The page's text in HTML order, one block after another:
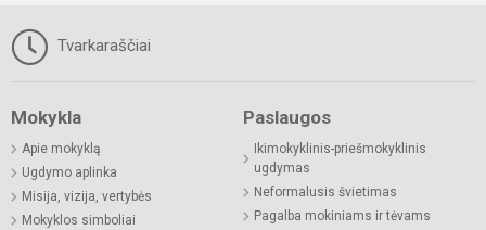
Tvarkaraščiai
Mokykla
Apie mokyklą
Ugdymo aplinka
Misija, vizija, vertybės
Mokyklos simboliai
Paslaugos
Ikimokyklinis-priešmokyklinis
ugdymas
Neformalusis švietimas
Pagalba mokiniams ir tėvams